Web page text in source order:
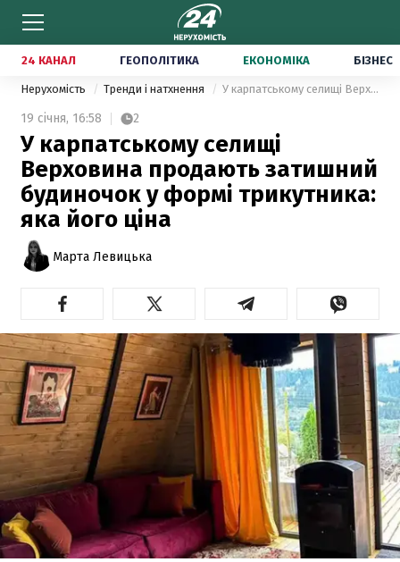
24 КАНАЛ ГЕОПОЛІТИКА ЕКОНОМІКА БІЗНЕС
Нерухомість Тренди і натхнення У карпатському селищі Верховина продають затишний будиночок у формі трикутника: яка його ціна
19 січня, 16:58 2
У карпатському селищі
Верховина продають затишний
будиночок у формі трикутника:
яка його ціна
Марта Левицька